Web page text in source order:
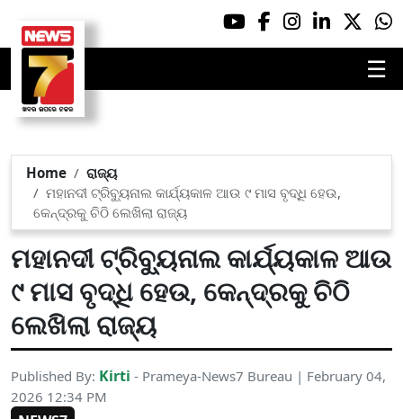
☰
Home
ରାଜ୍ୟ
ମହାନଦୀ ଟ୍ରିବ୍ୟୁନାଲ କାର୍ଯ୍ୟକାଳ ଆଉ ୯ ମାସ ବୃଦ୍ଧି ହେଉ,
କେନ୍ଦ୍ରକୁ ଚିଠି ଲେଖିଲା ରାଜ୍ୟ
ମହାନଦୀ ଟ୍ରିବ୍ୟୁନାଲ କାର୍ଯ୍ୟକାଳ ଆଉ
୯ ମାସ ବୃଦ୍ଧି ହେଉ, କେନ୍ଦ୍ରକୁ ଚିଠି
ଲେଖିଲା ରାଜ୍ୟ
Published By: Kirti - Prameya-News7 Bureau | February 04,
2026 12:34 PM